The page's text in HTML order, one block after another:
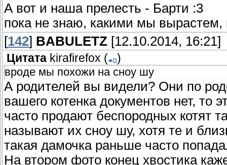
А вот и наша прелесть - Барти :3
пока не знаю, какими мы
[142] BABULETZ [12.10.2014, 16:21]
Цитата kirafirefox (
)
вроде мы похожи на сноу шу
А родителей вы видели? Они по
вашего котенка документов нет, то
часто продают беспородных котят
называют их сноу шу, хотя те и
такая дамочка раньше часто
На втором фото конец хвостика